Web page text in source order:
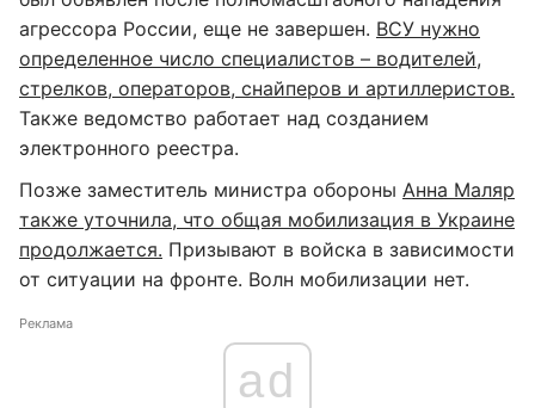
агрессора России, еще не завершен. ВСУ нужно
определенное число специалистов – водителей,
стрелков, операторов, снайперов и артиллеристов.
Также ведомство работает над созданием
электронного реестра.
Позже заместитель министра обороны Анна Маляр
также уточнила, что общая мобилизация в Украине
продолжается. Призывают в войска в зависимости
от ситуации на фронте. Волн мобилизации нет.
Реклама
ad